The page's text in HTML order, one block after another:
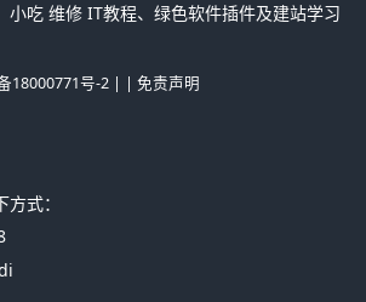
小吃 维修 IT教程、绿色软件插件及建站学习
18000771号-2| | 免责声明
式：